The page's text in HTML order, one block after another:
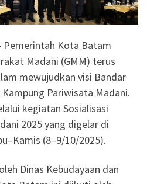
Pemerintah Kota Batam
Madani (GMM) terus
mewujudkan visi Bandar
Pariwisata Madani.
kegiatan Sosialisasi
2025 yang digelar di
(8–9/10/2025).
Dinas Kebudayaan dan